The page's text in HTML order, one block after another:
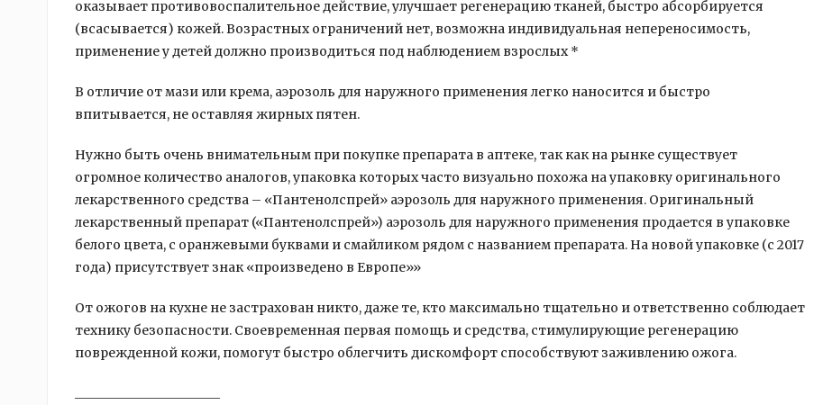
оказывает противовоспалительное действие, улучшает регенерацию тканей, быстро абсорбируется
(всасывается) кожей. Возрастных ограничений нет, возможна индивидуальная непереносимость,
применение у детей должно производиться под наблюдением взрослых *
В отличие от мази или крема, аэрозоль для наружного применения легко наносится и быстро
впитывается, не оставляя жирных пятен.
Нужно быть очень внимательным при покупке препарата в аптеке, так как на рынке существует
огромное количество аналогов, упаковка которых часто визуально похожа на упаковку оригинального
лекарственного средства – «Пантенолспрей» аэрозоль для наружного применения. Оригинальный
лекарственный препарат («Пантенолспрей») аэрозоль для наружного применения продается в упаковке
белого цвета, с оранжевыми буквами и смайликом рядом с названием препарата. На новой упаковке (с 2017
года) присутствует знак «произведено в Европе»»
От ожогов на кухне не застрахован никто, даже те, кто максимально тщательно и ответственно соблюдает
технику безопасности. Своевременная первая помощь и средства, стимулирующие регенерацию
поврежденной кожи, помогут быстро облегчить дискомфорт способствуют заживлению ожога.